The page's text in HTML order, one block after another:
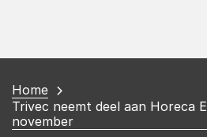
You
are
here
Home
Trivec neemt deel aan Horeca
november